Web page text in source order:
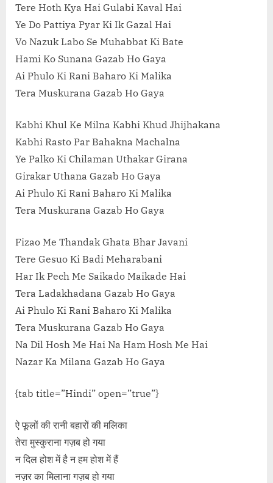
Tere Hoth Kya Hai Gulabi Kaval Hai
Ye Do Pattiya Pyar Ki Ik Gazal Hai
Vo Nazuk Labo Se Muhabbat Ki Bate
Hami Ko Sunana Gazab Ho Gaya
Ai Phulo Ki Rani Baharo Ki Malika
Tera Muskurana Gazab Ho Gaya
Kabhi Khul Ke Milna Kabhi Khud Jhijhakana
Kabhi Rasto Par Bahakna Machalna
Ye Palko Ki Chilaman Uthakar Girana
Girakar Uthana Gazab Ho Gaya
Ai Phulo Ki Rani Baharo Ki Malika
Tera Muskurana Gazab Ho Gaya
Fizao Me Thandak Ghata Bhar Javani
Tere Gesuo Ki Badi Meharabani
Har Ik Pech Me Saikado Maikade Hai
Tera Ladakhadana Gazab Ho Gaya
Ai Phulo Ki Rani Baharo Ki Malika
Tera Muskurana Gazab Ho Gaya
Na Dil Hosh Me Hai Na Ham Hosh Me Hai
Nazar Ka Milana Gazab Ho Gaya
{tab title=”Hindi” open=”true”}
ऐ फूलों की रानी बहारों की मलिका
तेरा मुस्कुराना गज़ब हो गया
न दिल होश में है न हम होश में हैं
नज़र का मिलाना गज़ब हो गया